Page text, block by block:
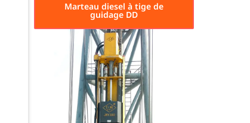
Marteau diesel à tige de
guidage DD